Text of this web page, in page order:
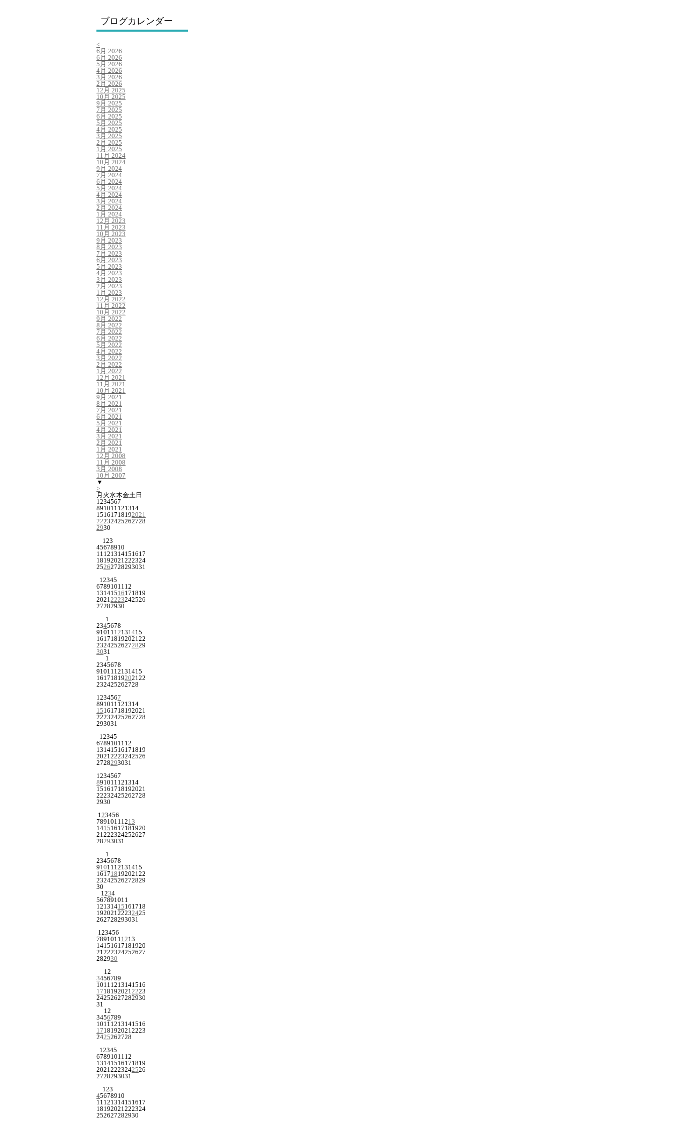
ブログカレンダー
<
6月 2026
6月 2026
5月 2026
4月 2026
3月 2026
2月 2026
12月 2025
10月 2025
9月 2025
7月 2025
6月 2025
5月 2025
4月 2025
3月 2025
2月 2025
1月 2025
11月 2024
10月 2024
9月 2024
7月 2024
6月 2024
5月 2024
4月 2024
3月 2024
2月 2024
1月 2024
12月 2023
11月 2023
10月 2023
9月 2023
8月 2023
7月 2023
6月 2023
5月 2023
4月 2023
3月 2023
2月 2023
1月 2023
12月 2022
11月 2022
10月 2022
9月 2022
8月 2022
7月 2022
6月 2022
5月 2022
4月 2022
3月 2022
2月 2022
1月 2022
12月 2021
11月 2021
10月 2021
9月 2021
8月 2021
7月 2021
6月 2021
5月 2021
4月 2021
3月 2021
2月 2021
1月 2021
12月 2008
11月 2008
3月 2008
10月 2007
▼
>
月 火水木金土 日
1234567
891011121314
15161718192021
22232425262728
2930
123
45678910
11121314151617
18192021222324
25262728293031
12345
6789101112
13141516171819
20212223242526
27282930
1
2345678
9101112131415
16171819202122
23242526272829
3031
1
2345678
9101112131415
16171819202122
232425262728
1234567
891011121314
15161718192021
22232425262728
293031
12345
6789101112
13141516171819
20212223242526
2728293031
1234567
891011121314
15161718192021
22232425262728
2930
123456
78910111213
14151617181920
21222324252627
28293031
1
2345678
9101112131415
16171819202122
23242526272829
30
1234
567891011
12131415161718
19202122232425
262728293031
123456
78910111213
14151617181920
21222324252627
282930
12
3456789
10111213141516
17181920212223
24252627282930
31
12
3456789
10111213141516
17181920212223
2425262728
12345
6789101112
13141516171819
20212223242526
2728293031
123
45678910
11121314151617
18192021222324
252627282930